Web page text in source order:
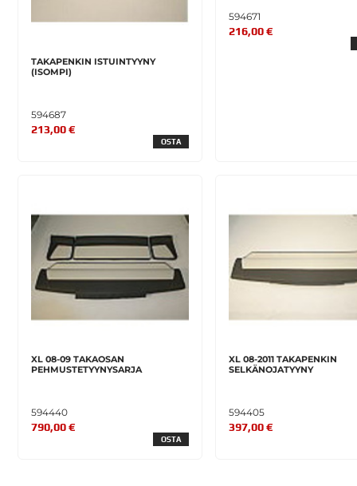
TAKAPENKIN ISTUINTYYNY
(ISOMPI)
594687
213,00 €
OSTA
594671
216,00 €
XL 08-09 TAKAOSAN
PEHMUSTETYYNYSARJA
594440
790,00 €
OSTA
XL 08-2011 TAKAPENKIN
SELKÄNOJATYYNY
594405
397,00 €